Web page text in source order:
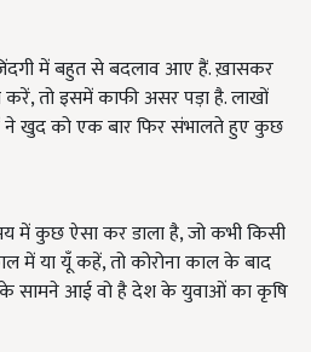
में बहुत से बदलाव आए हैं. ख़ासकर
तो इसमें काफी असर पड़ा है. लाखों
ने खुद को एक बार फिर संभालते हुए कुछ
में कुछ ऐसा कर डाला है, जो कभी किसी
में या यूँ कहें, तो कोरोना काल के बाद
सामने आई वो है देश के युवाओं का कृषि